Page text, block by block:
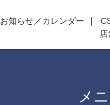
お知らせ／カレンダー
メ